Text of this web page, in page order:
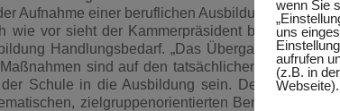
Aufnahme einer beruflichen Ausbildung
wie vor sieht der Kammerpräsident bei der
Handlungsbedarf. „Das Übergangssystem
sind auf den tatsächlichen
Schule in die Ausbildung sein. Der Ausbau
zielgruppenorientierten
wenn Sie
uns
aufrufen
(z.B. in
Webseite).